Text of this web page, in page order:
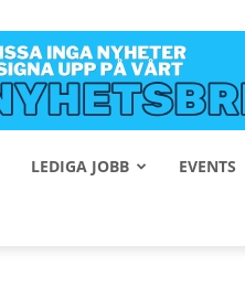
LEDIGA JOBB EVENTS